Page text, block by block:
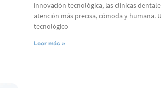
innovación tecnológica, las clínicas
atención más precisa, cómoda y humana.
tecnológico
Leer más »